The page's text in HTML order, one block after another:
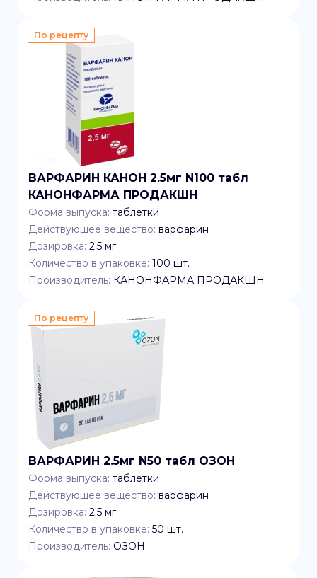
По рецепту
ВАРФАРИН КАНОН 2.5мг N100 табл
КАНОНФАРМА ПРОДАКШН
Форма выпуска: таблетки
Действующее вещество: варфарин
Дозировка: 2.5 мг
Количество в упаковке: 100 шт.
Производитель: КАНОНФАРМА ПРОДАКШН
По рецепту
ВАРФАРИН 2.5мг N50 табл ОЗОН
Форма выпуска: таблетки
Действующее вещество: варфарин
Дозировка: 2.5 мг
Количество в упаковке: 50 шт.
Производитель: ОЗОН